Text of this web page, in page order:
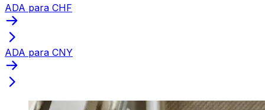
ADA para CHF
ADA para CNY